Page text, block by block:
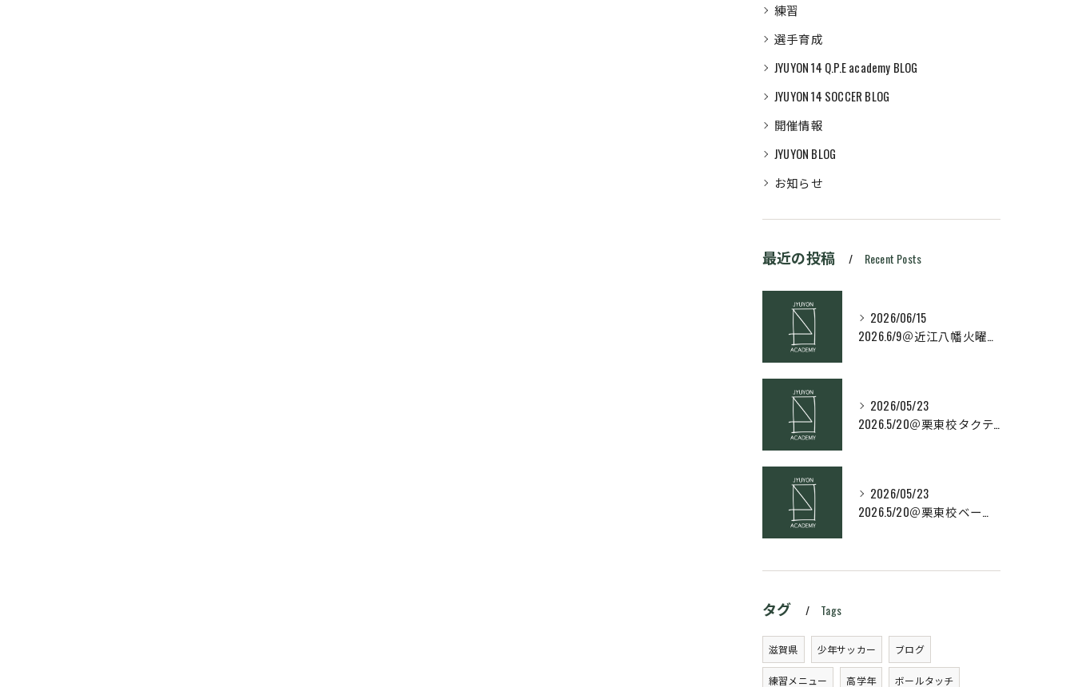
練習
選手育成
JYUYON 14 Q.P.E academy BLOG
JYUYON 14 SOCCER BLOG
開催情報
JYUYON BLOG
お知らせ
最近の投稿 Recent Posts
2026/06/15
2026.6/9＠近江八幡火曜日校スキルコース
2026/05/23
2026.5/20＠栗東校タクティクス・ネクストコース
2026/05/23
2026.5/20＠栗東校ベーシック・スキルコース
タグ Tags
滋賀県 少年サッカー ブログ
練習メニュー 高学年 ボールタッチ